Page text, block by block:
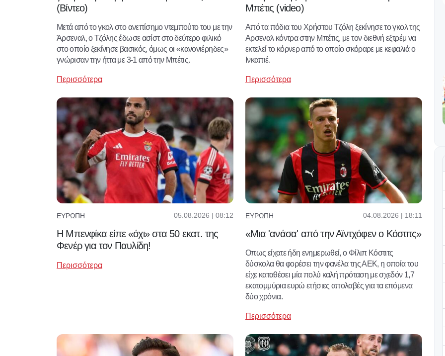
(Βίντεο)
Μετά από το γκολ στο ανεπίσημο ντεμπούτο του με την
Άρσεναλ, ο Τζόλης έδωσε ασίστ στο δεύτερο φιλικό
στο οποίο ξεκίνησε βασικός, όμως οι «κανονιέρηδες»
γνώρισαν την ήττα με 3-1 από την Μπέτις.
Περισσότερα
Μπέτις (video)
Από τα πόδια του Χρήστου Τζόλη ξεκίνησε το γκολ της
Αρσεναλ κόντρα στην Μπέτις, με τον διεθνή εξτρέμ να
εκτελεί το κόρνερ από το οποίο σκόραρε με κεφαλιά ο
Ινκαπιέ.
Περισσότερα
ΕΥΡΏΠΗ 05.08.2026 | 08:12
Η Μπενφίκα είπε «όχι» στα 50 εκατ. της
Φενέρ για τον Παυλίδη!
Περισσότερα
ΕΥΡΏΠΗ 04.08.2026 | 18:11
«Μια 'ανάσα' από την Αϊντχόφεν ο Κόστιτς»
Οπως είχατε ήδη ενημερωθεί, ο Φίλιπ Κόστιτς
δύσκολα θα φορέσει την φανέλα της ΑΕΚ, η οποία του
είχε καταθέσει μία πολύ καλή πρόταση με σχεδόν 1,7
εκατομμύρια ευρώ ετήσιες απολαβές για τα επόμενα
δύο χρόνια.
Περισσότερα